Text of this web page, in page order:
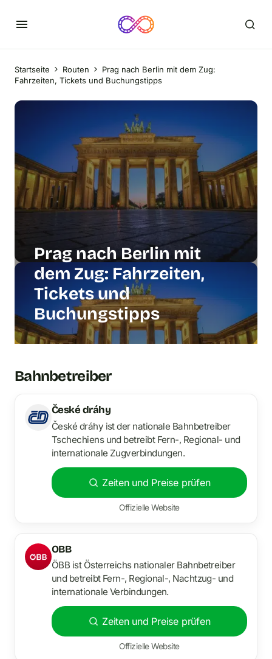
Startseite Routen
Prag nach Berlin mit dem Zug:
Fahrzeiten, Tickets und Buchungstipps
Prag nach Berlin mit
dem Zug: Fahrzeiten,
Tickets und
Buchungstipps
Bahnbetreiber
České dráhy
České dráhy ist der nationale Bahnbetreiber
Tschechiens und betreibt Fern-, Regional- und
internationale Zugverbindungen.
Zeiten und Preise prüfen
Offizielle Website
OBB
ÖBB ist Österreichs nationaler Bahnbetreiber
und betreibt Fern-, Regional-, Nachtzug- und
internationale Verbindungen.
Zeiten und Preise prüfen
Offizielle Website